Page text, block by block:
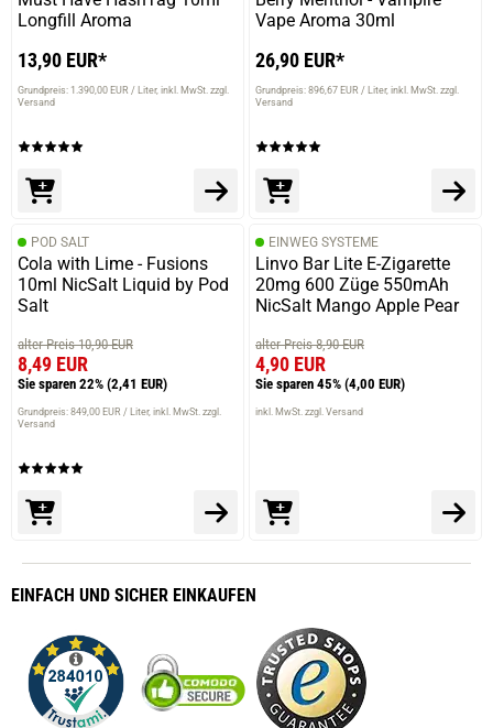
Longfill Aroma
13,90 EUR*
Grundpreis: 1.390,00 EUR / Liter inkl. MwSt. zzgl.
Versand
Vape Aroma 30ml
26,90 EUR*
Grundpreis: 896,67 EUR / Liter inkl. MwSt. zzgl.
Versand
POD SALT
Cola with Lime - Fusions
10ml NicSalt Liquid by Pod
Salt
alter Preis 10,90 EUR
8,49 EUR
Sie sparen 22% (2,41 EUR)
Grundpreis: 849,00 EUR / Liter inkl. MwSt. zzgl.
Versand
EINWEG SYSTEME
Linvo Bar Lite E-Zigarette
20mg 600 Züge 550mAh
NicSalt Mango Apple Pear
alter Preis 8,90 EUR
4,90 EUR
Sie sparen 45% (4,00 EUR)
inkl. MwSt. zzgl. Versand
EINFACH UND SICHER EINKAUFEN